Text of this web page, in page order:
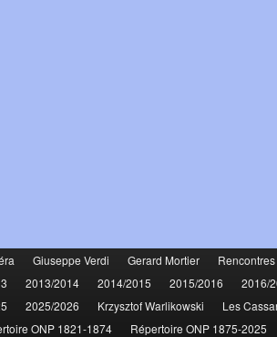
Giuseppe Verdi Gerard Mortier Rencontres
2013/2014 2014/2015 2015/2016 2016/
2025/2026 Krzysztof Warlikowski Les
ONP 1821-1874 Répertoire ONP 1875-2025